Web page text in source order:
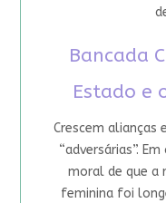
Bancada
Estado e
Crescem alianças
“adversárias”.
moral de que a
feminina foi